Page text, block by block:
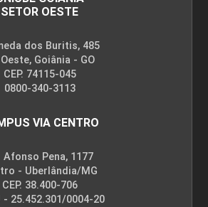
SETOR OESTE
dos Buritis, 485
Goiânia - GO
CEP. 74115-045
0800-340-3113
VIA CENTRO
Afonso Pena, 1177
- Uberlândia/MG
CEP. 38.400-706
- 25.452.301/0004-20